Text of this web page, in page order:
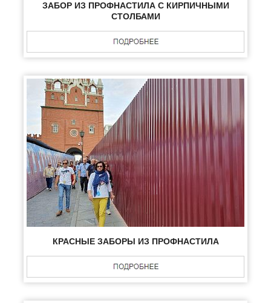
ЗАБОР ИЗ ПРОФНАСТИЛА С КИРПИЧНЫМИ
СТОЛБАМИ
КРАСНЫЕ ЗАБОРЫ ИЗ ПРОФНАСТИЛА